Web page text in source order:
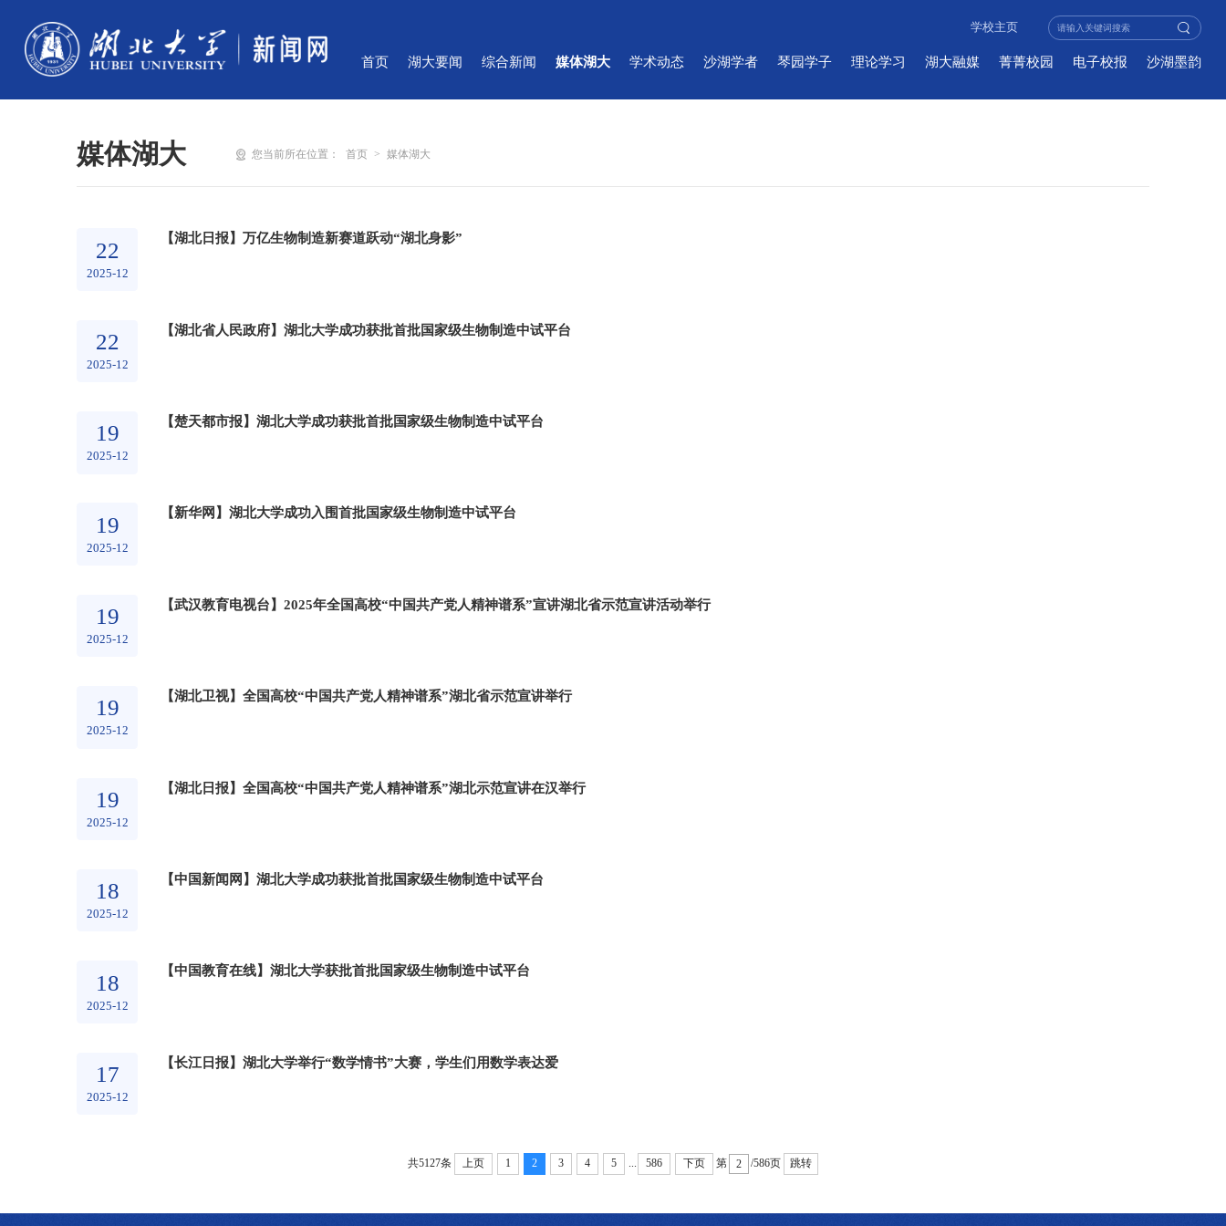
学校主页
首页 湖大要闻 综合新闻 媒体湖大 学术动态 沙湖学者 琴园学子 理论学习 湖大融媒 菁菁校园 电子校报 沙湖墨韵
媒体湖大 您当前所在位置： 首页 > 媒体湖大
22
2025-12
【湖北日报】万亿生物制造新赛道跃动“湖北身影”
22
2025-12
【湖北省人民政府】湖北大学成功获批首批国家级生物制造中试平台
19
2025-12
【楚天都市报】湖北大学成功获批首批国家级生物制造中试平台
19
2025-12
【新华网】湖北大学成功入围首批国家级生物制造中试平台
19
2025-12
【武汉教育电视台】2025年全国高校“中国共产党人精神谱系”宣讲湖北省示范宣讲活动举行
19
2025-12
【湖北卫视】全国高校“中国共产党人精神谱系”湖北省示范宣讲举行
19
2025-12
【湖北日报】全国高校“中国共产党人精神谱系”湖北示范宣讲在汉举行
18
2025-12
【中国新闻网】湖北大学成功获批首批国家级生物制造中试平台
18
2025-12
【中国教育在线】湖北大学获批首批国家级生物制造中试平台
17
2025-12
【长江日报】湖北大学举行“数学情书”大赛，学生们用数学表达爱
共5127条 上页 1 2 3 4 5 ... 586 下页 第 /586页 跳转